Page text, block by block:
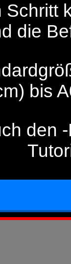
Schritt
die
bis
den